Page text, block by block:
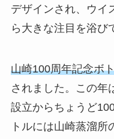
デザインされ、ウイ
ら大きな注目を浴び
山崎100周年記念ボ
されました。この年
設立からちょうど
トルには山崎蒸溜